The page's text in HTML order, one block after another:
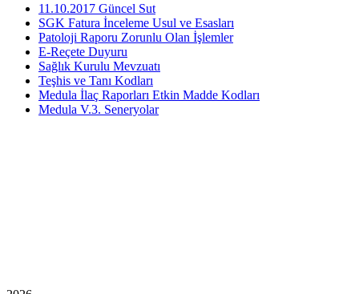
11.10.2017 Güncel Sut
SGK Fatura İnceleme Usul ve Esasları
Patoloji Raporu Zorunlu Olan İşlemler
E-Reçete Duyuru
Sağlık Kurulu Mevzuatı
Teşhis ve Tanı Kodları
Medula İlaç Raporları Etkin Madde Kodları
Medula V.3. Seneryolar